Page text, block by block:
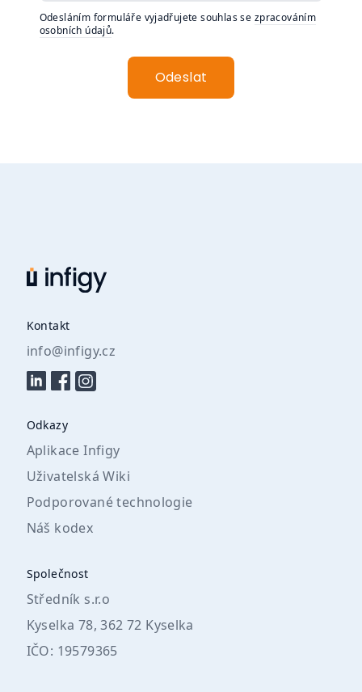
Odesláním formuláře vyjadřujete souhlas se zpracováním
osobních údajů.
Odeslat
Kontakt
info@infigy.cz
Odkazy
Aplikace Infigy
Uživatelská Wiki
Podporované technologie
Náš kodex
Společnost
Středník s.r.o
Kyselka 78, 362 72 Kyselka
IČO: 19579365